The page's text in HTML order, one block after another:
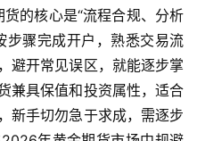
的核心是“流程合规、分析
步骤完成开户，熟悉交易流
避开常见误区，就能逐步掌
兼具保值和投资属性，适合
新手切勿急于求成，需逐步